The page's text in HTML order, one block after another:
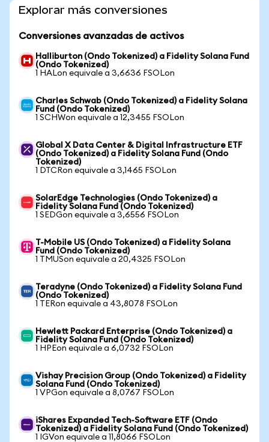
Explorar más conversiones
Conversiones avanzadas de activos
Halliburton (Ondo Tokenized) a Fidelity Solana Fund
(Ondo Tokenized)
1 HALon equivale a 3,6636 FSOLon
Charles Schwab (Ondo Tokenized) a Fidelity Solana
Fund (Ondo Tokenized)
1 SCHWon equivale a 12,3455 FSOLon
Global X Data Center & Digital Infrastructure ETF
(Ondo Tokenized) a Fidelity Solana Fund (Ondo
Tokenized)
1 DTCRon equivale a 3,1465 FSOLon
SolarEdge Technologies (Ondo Tokenized) a
Fidelity Solana Fund (Ondo Tokenized)
1 SEDGon equivale a 3,6556 FSOLon
T-Mobile US (Ondo Tokenized) a Fidelity Solana
Fund (Ondo Tokenized)
1 TMUSon equivale a 20,4325 FSOLon
Teradyne (Ondo Tokenized) a Fidelity Solana Fund
(Ondo Tokenized)
1 TERon equivale a 43,8078 FSOLon
Hewlett Packard Enterprise (Ondo Tokenized) a
Fidelity Solana Fund (Ondo Tokenized)
1 HPEon equivale a 6,0732 FSOLon
Vishay Precision Group (Ondo Tokenized) a Fidelity
Solana Fund (Ondo Tokenized)
1 VPGon equivale a 8,0767 FSOLon
iShares Expanded Tech-Software ETF (Ondo
Tokenized) a Fidelity Solana Fund (Ondo Tokenized)
1 IGVon equivale a 11,8066 FSOLon